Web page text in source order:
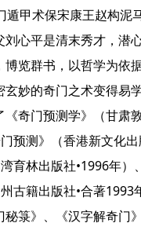
甲术保宋康王赵构泥
心平是清末秀才，潜
览群书，以哲学为依
妙的奇门之术变得易
奇门预测学》（甘肃
预测》（香港新文化
育林出版社•1996年）
古籍出版社•合著
箓》、《汉字解奇门